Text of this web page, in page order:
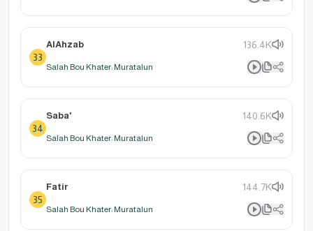
33
AlAhzab 136.4K
Salah Bou Khater: Muratalun
34
Saba' 140.6K
Salah Bou Khater: Muratalun
35
Fatir 144.7K
Salah Bou Khater: Muratalun